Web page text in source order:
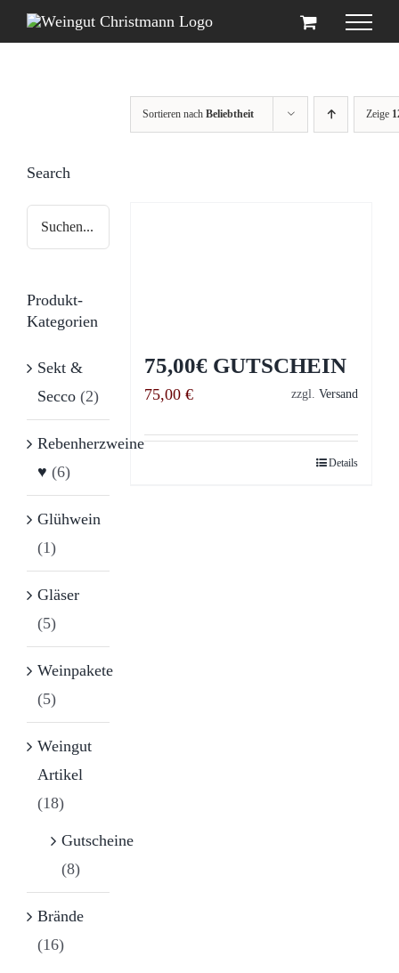
Zum
Inhalt
Sortieren nachBeliebtheit Zeige
75,00€ GUTSCHEIN
75,00€ zzgl. Versand
Details
Search
Produkt-
Kategorien
Sekt &
Secco (2)
Rebenherzweine
♥ (6)
Glühwein
(1)
Gläser
(5)
Weinpakete
(5)
Weingut
Artikel
(18)
Gutscheine
(8)
Brände
(16)